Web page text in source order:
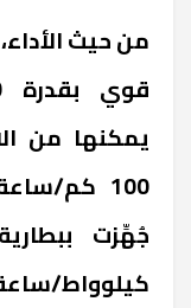
من حيث
يمكنها من